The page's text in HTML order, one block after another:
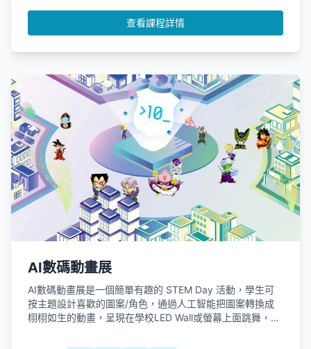
查看課程詳情
AI數碼動畫展
AI數碼動畫展是一個簡單有趣的 STEM Day 活動，學生可
按主題設計喜歡的圖案/角色，通過人工智能把圖案轉換成
栩栩如生的動畫，呈現在學校LED Wall或螢幕上面跳舞，讓